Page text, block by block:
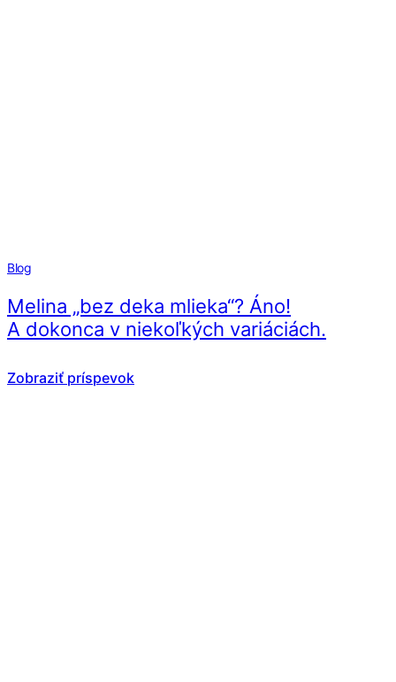
Blog
Melina „bez deka mlieka“? Áno!
A dokonca v niekoľkých variáciách.
Zobraziť príspevok